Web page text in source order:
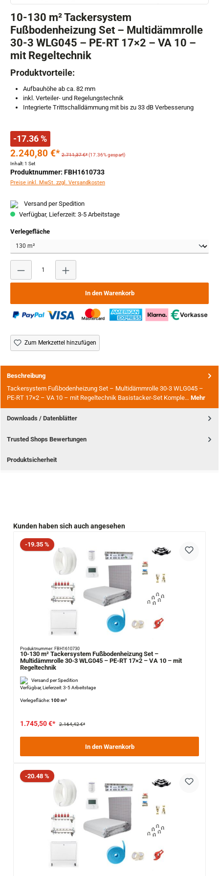
10-130 m² Tackersystem
Fußbodenheizung Set – Multidämmrolle
30-3 WLG045 – PE-RT 17×2 – VA 10 –
mit Regeltechnik
Produktvorteile:
Aufbauhöhe ab ca. 82 mm
inkl. Verteiler- und Regelungstechnik
Integrierte Trittschalldämmung mit bis zu 33 dB Verbesserung
-17.36 %
2.240,80 €* 2.711,37 €*(17.36% gespart)
Inhalt:1 Set
Produktnummer: FBH1610733
Preise inkl. MwSt. zzgl. Versandkosten
Versand per Spedition
Verfügbar, Lieferzeit: 3-5 Arbeitstage
Verlegeflächeauswählen
Produkt Anzahl: Gib den gewünschten Wert ein oder
In den Warenkorb
Zum Merkzettel hinzufügen
Beschreibung
Tackersystem Fußbodenheizung Set – Multidämmrolle 30-3 WLG045 –
PE-RT 17×2 – VA 10 – mit Regeltechnik Basistacker-Set Komple… Mehr
Downloads / Datenblätter
Trusted Shops Bewertungen
Produktsicherheit
Produktgalerie überspringen
Kunden haben sich auch angesehen
Rabatt
-19.35 %
Produktnummer: FBH1610730
10-130 m² Tackersystem Fußbodenheizung Set –
Multidämmrolle 30-3 WLG045 – PE-RT 17×2 – VA 10 – mit
Regeltechnik
Versand per Spedition
Verfügbar, Lieferzeit: 3-5 Arbeitstage
Verlegefläche:100 m²
1.745,50 €* 2.164,42 €*
In den Warenkorb
Rabatt
-20.48 %